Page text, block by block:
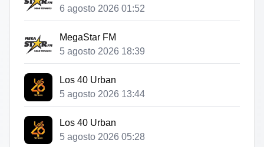
6 agosto 2026 01:52
MegaStar FM
5 agosto 2026 18:39
Los 40 Urban
5 agosto 2026 13:44
Los 40 Urban
5 agosto 2026 05:28